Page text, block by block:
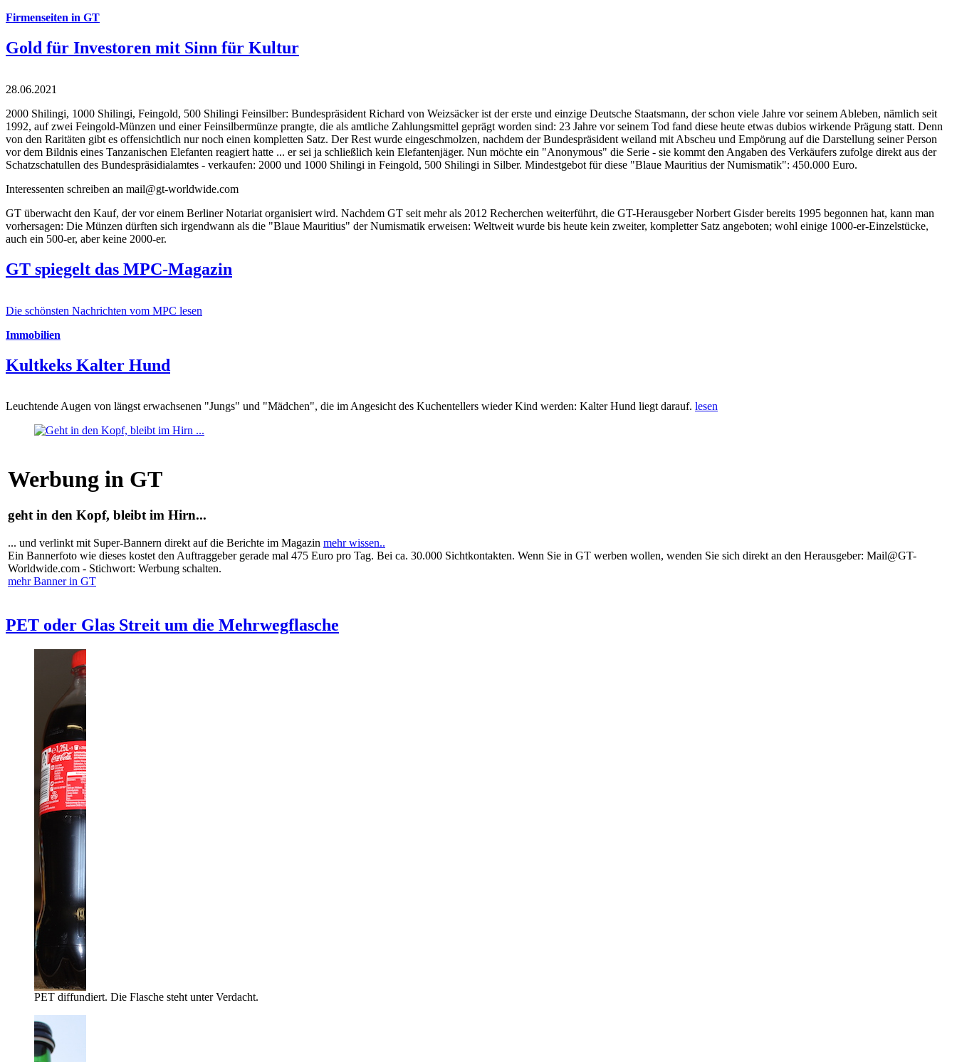
Firmenseiten in GT
Gold für Investoren mit Sinn für Kultur
28.06.2021
2000 Shilingi, 1000 Shilingi, Feingold, 500 Shilingi Feinsilber: Bundespräsident Richard von Weizsäcker ist der erste und einzige Deutsche Staatsmann, der schon viele Jahre vor seinem Ableben, nämlich seit
1992, auf zwei Feingold-Münzen und einer Feinsilbermünze prangte, die als amtliche Zahlungsmittel geprägt worden sind: 23 Jahre vor seinem Tod fand diese heute etwas dubios wirkende Prägung statt. Denn
von den Raritäten gibt es offensichtlich nur noch einen kompletten Satz. Der Rest wurde eingeschmolzen, nachdem der Bundespräsident weiland mit Abscheu und Empörung auf die Darstellung seiner Person
vor dem Bildnis eines Tanzanischen Elefanten reagiert hatte ... er sei ja schließlich kein Elefantenjäger. Nun möchte ein "Anonymous" die Serie - sie kommt den Angaben des Verkäufers zufolge direkt aus der
Schatzschatullen des Bundespräsidialamtes - verkaufen: 2000 und 1000 Shilingi in Feingold, 500 Shilingi in Silber. Mindestgebot für diese "Blaue Mauritius der Numismatik": 450.000 Euro.
Interessenten schreiben an mail@gt-worldwide.com
GT überwacht den Kauf, der vor einem Berliner Notariat organisiert wird. Nachdem GT seit mehr als 2012 Recherchen weiterführt, die GT-Herausgeber Norbert Gisder bereits 1995 begonnen hat, kann man
vorhersagen: Die Münzen dürften sich irgendwann als die "Blaue Mauritius" der Numismatik erweisen: Weltweit wurde bis heute kein zweiter, kompletter Satz angeboten; wohl einige 1000-er-Einzelstücke,
auch ein 500-er, aber keine 2000-er.
GT spiegelt das MPC-Magazin
Die schönsten Nachrichten vom MPC lesen
Immobilien
Kultkeks Kalter Hund
Leuchtende Augen von längst erwachsenen "Jungs" und "Mädchen", die im Angesicht des Kuchentellers wieder Kind werden: Kalter Hund liegt darauf. lesen
Werbung in GT
geht in den Kopf, bleibt im Hirn...
... und verlinkt mit Super-Bannern direkt auf die Berichte im Magazin mehr wissen..
Ein Bannerfoto wie dieses kostet den Auftraggeber gerade mal 475 Euro pro Tag. Bei ca. 30.000 Sichtkontakten. Wenn Sie in GT werben wollen, wenden Sie sich direkt an den Herausgeber: Mail@GT-
Worldwide.com - Stichwort: Werbung schalten.
mehr Banner in GT
PET oder Glas Streit um die Mehrwegflasche
PET diffundiert. Die Flasche steht unter Verdacht.